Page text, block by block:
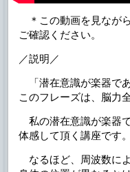
＊この動画を見なが
ご確認ください。
／説明／
「潜在意識が楽器であ
このフレーズは、脳力
私の潜在意識が楽器で
体感して頂く講座です。
なるほど、周波数に